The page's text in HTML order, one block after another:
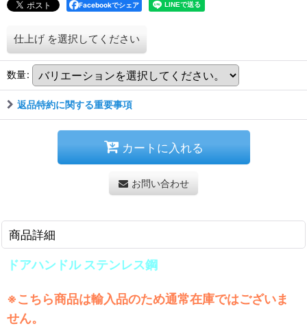
Facebookでシェア
仕上げ を選択してください
数量:
返品特約に関する重要事項
カートに入れる
お問い合わせ
商品詳細
ドアハンドル ステンレス鋼
※こちら商品は輸入品のため通常在庫ではございま
せん。